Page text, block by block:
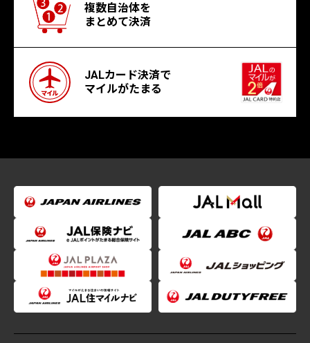
複数自治体を
まとめて決済
JALカード決済で
マイルがたまる